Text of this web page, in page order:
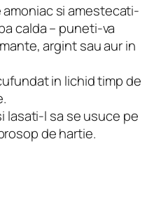
si amestecati-
calda – puneti-va
argint sau aur in
in lichid timp de
lasati-l sa se usuce pe
de hartie.